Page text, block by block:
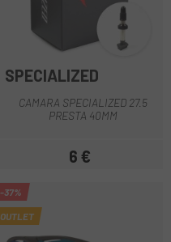
SPECIALIZED
CAMARA SPECIALIZED 27.5
PRESTA 40MM
Precio
6 €
-37%
OUTLET